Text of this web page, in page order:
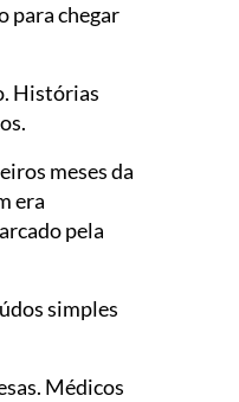
para chegar
Histórias
meses da
era
pela
simples
Médicos